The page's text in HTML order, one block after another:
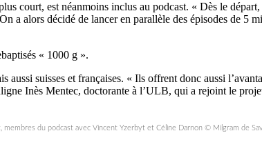
court, est néanmoins inclus au podcast. « Dès le
a alors décidé de lancer en parallèle des épisodes de 5
« 1000 g ».
suisses et françaises. « Ils offrent donc aussi
Inès Mentec, doctorante à l’ULB, qui a rejoint le
membres du podcast avec Vincent Yzerbyt et Céline Darnon © Milgram de